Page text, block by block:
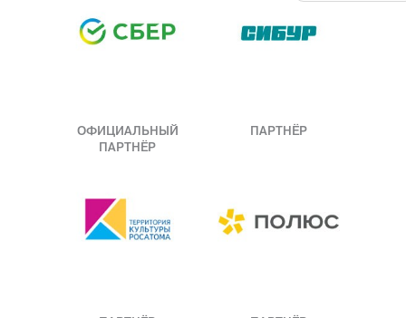
ОФИЦИАЛЬНЫЙ
ПАРТНЁР
ПАРТНЁР